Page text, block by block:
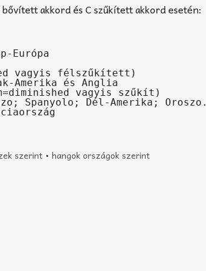
akkord és C szűkített akkord esetén:
Európa
vagyis félszűkített)
és Anglia
vagyis szűkít)
Spanyolo; Dél-Amerika; Oroszo.
szerint• hangok országok szerint